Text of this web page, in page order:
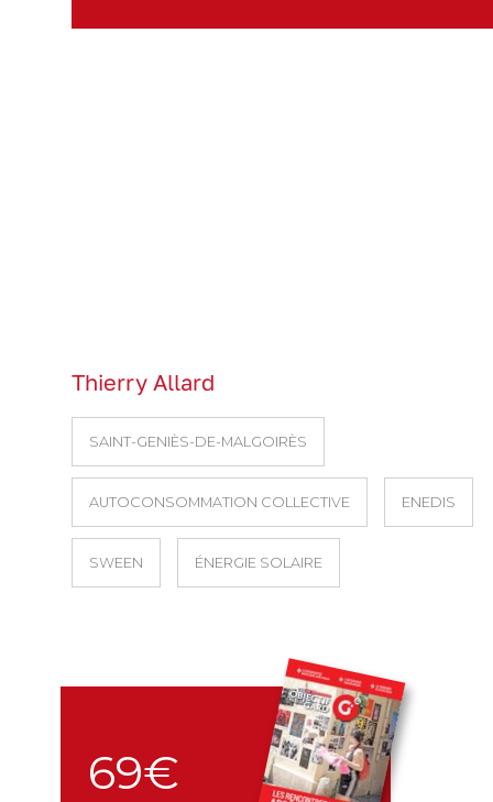
Thierry Allard
SAINT-GENIÈS-DE-MALGOIRÈS
AUTOCONSOMMATION COLLECTIVE ENEDIS
SWEEN ÉNERGIE SOLAIRE
69€